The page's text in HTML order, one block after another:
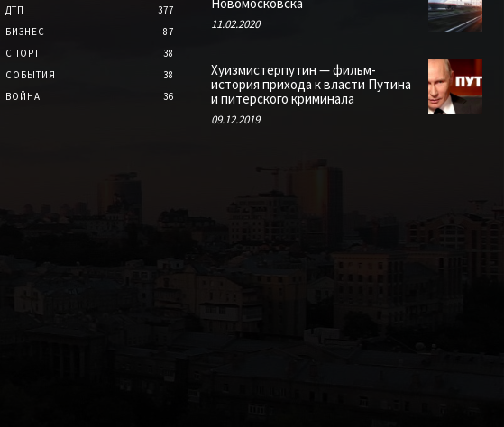
ДТП
377
БИЗНЕС
87
СПОРТ
38
СОБЫТИЯ
38
ВОЙНА
36
11.02.2020
Хуизмистерпутин — фильм-
история прихода к власти Путина
и питерского криминала
09.12.2019